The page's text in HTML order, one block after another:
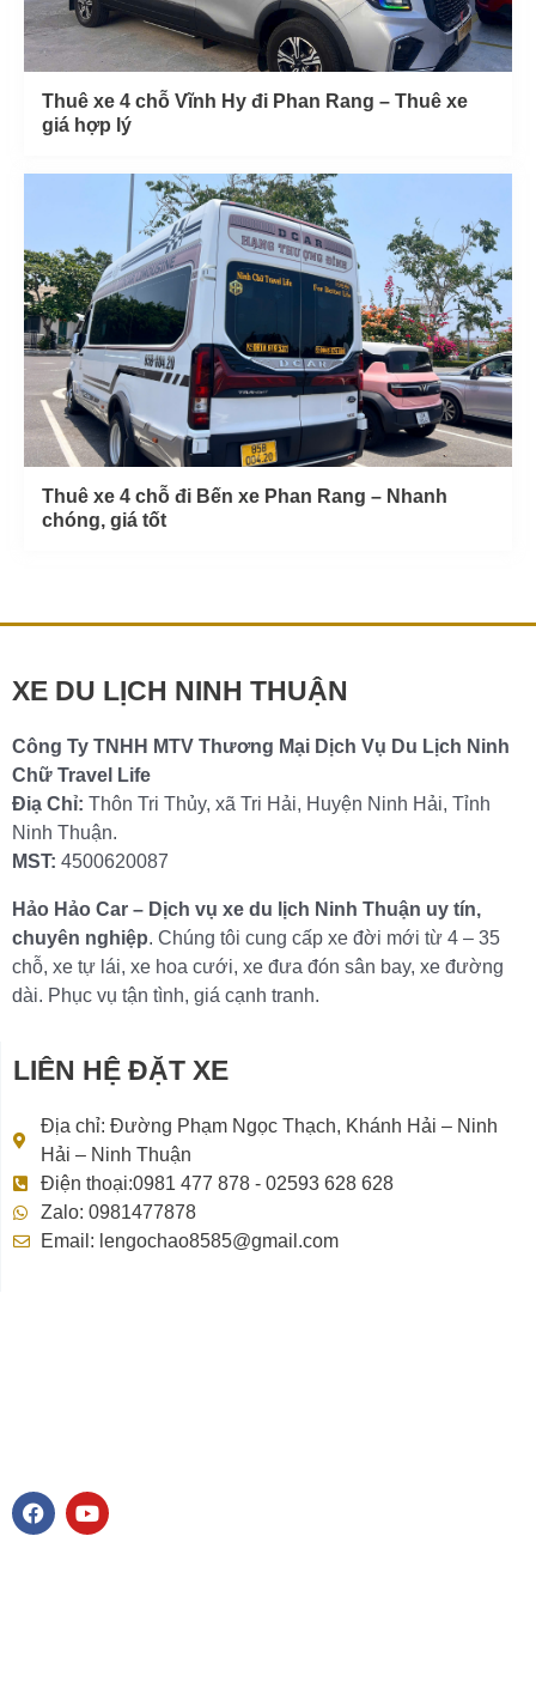
Thuê xe 4 chỗ Vĩnh Hy đi Phan Rang – Thuê xe
giá hợp lý
Thuê xe 4 chỗ đi Bến xe Phan Rang – Nhanh
chóng, giá tốt
XE DU LỊCH NINH THUẬN
Công Ty TNHH MTV Thương Mại Dịch Vụ Du Lịch Ninh
Chữ Travel Life
Điạ Chỉ: Thôn Tri Thủy, xã Tri Hải, Huyện Ninh Hải, Tỉnh
Ninh Thuận.
MST: 4500620087
Hảo Hảo Car – Dịch vụ xe du lịch Ninh Thuận uy tín,
chuyên nghiệp. Chúng tôi cung cấp xe đời mới từ 4 – 35
chỗ, xe tự lái, xe hoa cưới, xe đưa đón sân bay, xe đường
dài. Phục vụ tận tình, giá cạnh tranh.
LIÊN HỆ ĐẶT XE
Địa chỉ: Đường Phạm Ngọc Thạch, Khánh Hải – Ninh
Hải – Ninh Thuận
Điện thoại:0981 477 878 - 02593 628 628
Zalo: 0981477878
Email: lengochao8585@gmail.com
F
a
Y
o